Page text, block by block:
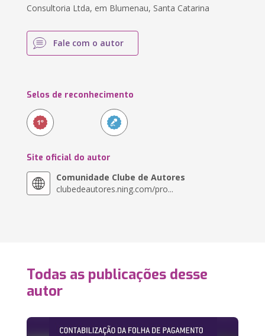
Consultoria Ltda, em Blumenau, Santa Catarina
Fale com o autor
Selos de reconhecimento
Site oficial do autor
Comunidade Clube de Autores
clubedeautores.ning.com/pro...
Todas as publicações desse
autor